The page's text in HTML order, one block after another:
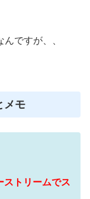
ですが、、
メモ
ストリームでス